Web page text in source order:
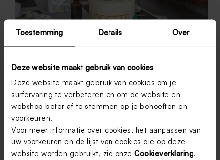
Toestemming Details Over
Deze website maakt gebruik van cookies
Deze website maakt gebruik van cookies om je
surfervaring te verbeteren en om de website en
webshop beter af te stemmen op je behoeften en
voorkeuren.
Voor meer informatie over cookies, het aanpassen van
uw voorkeuren en de lijst van cookies die op deze
website worden gebruikt, zie onze Cookieverklaring.
Tips om thuis een feest te organiseren
Of je nu een verjaardag of een house-warming plant,
thuis een feest organiseren vraagt wat
voorbereiding. Ben je bang om iets over het hoofd te